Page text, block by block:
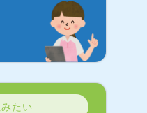
たい